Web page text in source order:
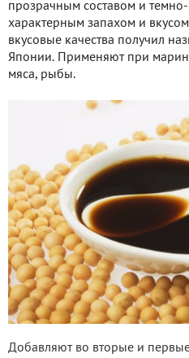
прозрачным составом и
характерным запахом и
вкусовые качества получил
Японии. Применяют при
мяса, рыбы.
Добавляют во вторые и